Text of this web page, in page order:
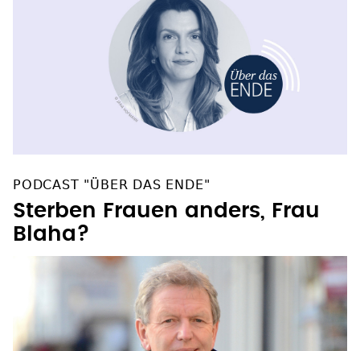
PODCAST "ÜBER DAS ENDE"
Sterben Frauen anders, Frau
Blaha?